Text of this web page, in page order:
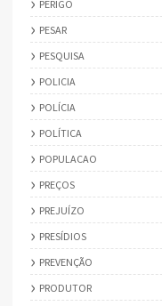
PERIGO
PESAR
PESQUISA
POLICIA
POLÍCIA
POLÍTICA
POPULACAO
PREÇOS
PREJUÍZO
PRESÍDIOS
PREVENÇÃO
PRODUTOR